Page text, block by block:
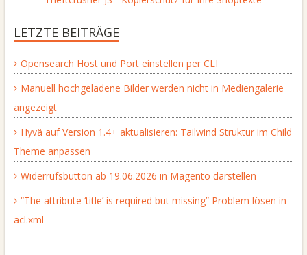
LETZTE BEITRÄGE
Opensearch Host und Port einstellen per CLI
Manuell hochgeladene Bilder werden nicht in Mediengalerie
angezeigt
Hyvä auf Version 1.4+ aktualisieren: Tailwind Struktur im Child
Theme anpassen
Widerrufsbutton ab 19.06.2026 in Magento darstellen
“The attribute ‘title’ is required but missing” Problem lösen in
acl.xml